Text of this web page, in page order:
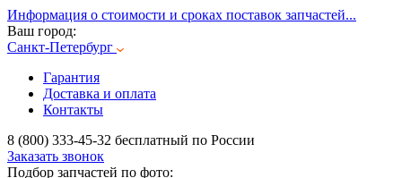
Информация о стоимости и сроках поставок запчастей...
Ваш город:
Санкт-Петербург
Гарантия
Доставка и оплата
Контакты
8 (800) 333-45-32 бесплатный по России
Заказать звонок
Подбор запчастей по фото: